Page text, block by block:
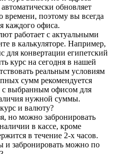
обновляет
времени, поэтому вы всегда
каждого офиса.
работает с актуальными
в калькуляторе. Например,
для конвертации египетский
курс на сегодня в нашей
реальным условиям
сумм рекомендуется
с выбранным офисом для
нужной суммы.
и валюту?
но можно забронировать
в кассе, кроме
в течение 2-х часов.
и забронировать можно по